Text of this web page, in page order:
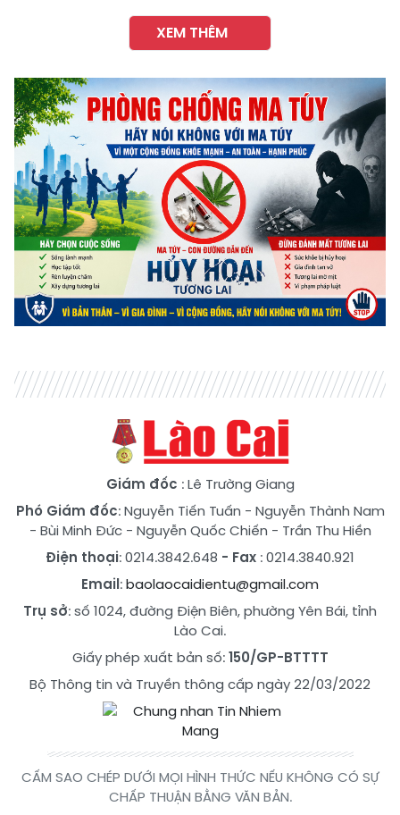
XEM THÊM
Giám đốc : Lê Trường Giang
Phó Giám đốc:Nguyễn Tiến Tuấn - Nguyễn Thành Nam
- Bùi Minh Đức- Nguyễn Quốc Chiến - Trần Thu Hiền
Điện thoại: 0214.3842.648 - Fax : 0214.3840.921
Email:baolaocaidientu@gmail.com
Trụ sở: số 1024, đường Điện Biên, phường Yên Bái, tỉnh
Lào Cai.
Giấy phép xuất bản số:150/GP-BTTTT
Bộ Thông tin và Truyền thông cấp ngày 22/03/2022
CẤM SAO CHÉP DƯỚI MỌI HÌNH THỨC NẾU KHÔNG CÓ SỰ
CHẤP THUẬN BẰNG VĂN BẢN.